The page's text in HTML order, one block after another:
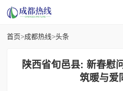
首页>成都热线>头条
陕西省旬邑县: 新春慰
筑暖与爱